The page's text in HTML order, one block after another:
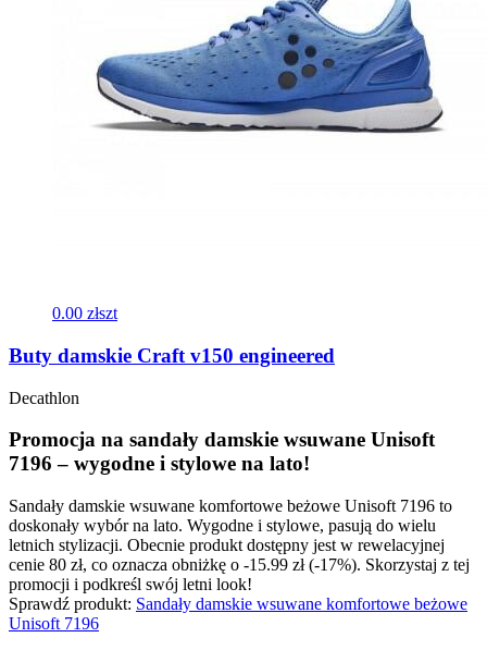
0.00 złszt
Buty damskie Craft v150 engineered
Decathlon
Promocja na sandały damskie wsuwane Unisoft
7196 – wygodne i stylowe na lato!
Sandały damskie wsuwane komfortowe beżowe Unisoft 7196 to
doskonały wybór na lato. Wygodne i stylowe, pasują do wielu
letnich stylizacji. Obecnie produkt dostępny jest w rewelacyjnej
cenie 80 zł, co oznacza obniżkę o -15.99 zł (-17%). Skorzystaj z tej
promocji i podkreśl swój letni look!
Sprawdź produkt: Sandały damskie wsuwane komfortowe beżowe
Unisoft 7196